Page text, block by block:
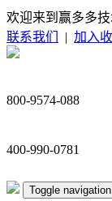
欢迎来到赢多多
联系我们
| 加入
800-9574-088
400-990-0781
Toggle navigation